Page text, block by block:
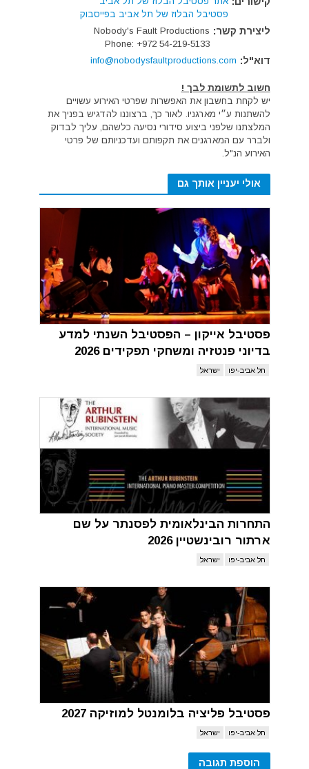
פסטיבל הבלוז של תל אביב בפייסבוק
ליצירת קשר: Nobody's Fault Productions
Phone: +972 54-219-5133
דוא"ל: info@nobodysfaultproductions.com
חשוב לתשומת לבך !
יש לקחת בחשבון את האפשרות שפרטי האירוע עשויים
להשתנות ע״י מארגניו. לאור כך, ברצוננו להדגיש בפניך את
המלצתנו שלפני ביצוע סידורי נסיעה כלשהם, עליך לבדוק
ולברר עם המארגנים את תקפותם ועדכניותם של פרטי
האירוע הנ"ל.
אולי יעניין אותך גם
פסטיבל אייקון – הפסטיבל השנתי למדע
בדיוני פנטזיה ומשחקי תפקידים 2026
תל אביב-יפו ישראל
התחרות הבינלאומית לפסנתר על שם
ארתור רובינשטיין 2026
תל אביב-יפו ישראל
פסטיבל פליציה בלומנטל למוזיקה 2027
תל אביב-יפו ישראל
הוספת תגובה